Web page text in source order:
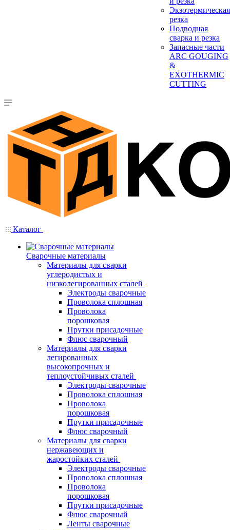
Экзотермическая
резка
Подводная
сварка и резка
Запасные части
ARC GOUGING
&
EXOTHERMIC
CUTTING
Каталог
Сварочные материалы
Материалы для сварки
углеродистых и
низколегированных сталей
Электроды сварочные
Проволока сплошная
Проволока
порошковая
Прутки присадочные
Флюс сварочный
Материалы для сварки
легированных
высокопрочных и
теплоустойчивых сталей
Электроды сварочные
Проволока сплошная
Проволока
порошковая
Прутки присадочные
Флюс сварочный
Материалы для сварки
нержавеющих и
жаростойких сталей
Электроды сварочные
Проволока сплошная
Проволока
порошковая
Прутки присадочные
Флюс сварочный
Ленты сварочные